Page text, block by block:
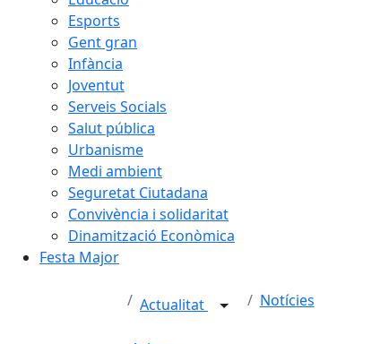
Esports
Gent gran
Infància
Joventut
Serveis Socials
Salut pública
Urbanisme
Medi ambient
Seguretat Ciutadana
Convivència i solidaritat
Dinamització Econòmica
Festa Major
Actualitat Notícies